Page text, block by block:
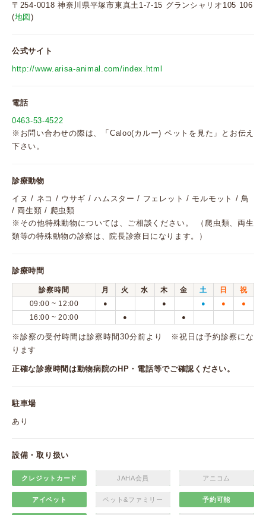
〒254-0018 神奈川県平塚市東真土1-7-15 グランシャリオ105 106
(地図)
公式サイト
http://www.arisa-animal.com/index.html
電話
0463-53-4522
※お問い合わせの際は、「Caloo(カルー) ペットを見た」とお伝え
下さい。
診療動物
イヌ / ネコ / ウサギ / ハムスター / フェレット / モルモット / 鳥
/ 両生類 / 爬虫類
※その他特殊動物については、ご相談ください。 （爬虫類、両生
類等の特殊動物の診察は、院長診療日になります。）
診療時間
診察時間 月 火 水 木 金 土 日
祝
09:00 ~ 12:00
● ● ● ● ●
16:00 ~ 20:00 ● ●
※診察の受付時間は診察時間30分前より ※祝日は予約診察にな
ります
正確な診療時間は動物病院のHP・電話等でご確認ください。
駐車場
あり
設備・取り扱い
クレジットカード JAHA会員 アニコム
アイペット ペット&ファミリー 予約可能